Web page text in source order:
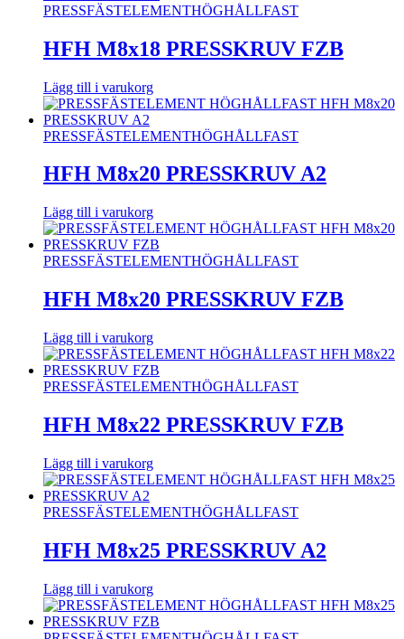
PRESSFÄSTELEMENTHÖGHÅLLFAST
HFH M8x18 PRESSKRUV FZB
Lägg till i varukorg
PRESSFÄSTELEMENTHÖGHÅLLFAST
HFH M8x20 PRESSKRUV A2
Lägg till i varukorg
PRESSFÄSTELEMENTHÖGHÅLLFAST
HFH M8x20 PRESSKRUV FZB
Lägg till i varukorg
PRESSFÄSTELEMENTHÖGHÅLLFAST
HFH M8x22 PRESSKRUV FZB
Lägg till i varukorg
PRESSFÄSTELEMENTHÖGHÅLLFAST
HFH M8x25 PRESSKRUV A2
Lägg till i varukorg